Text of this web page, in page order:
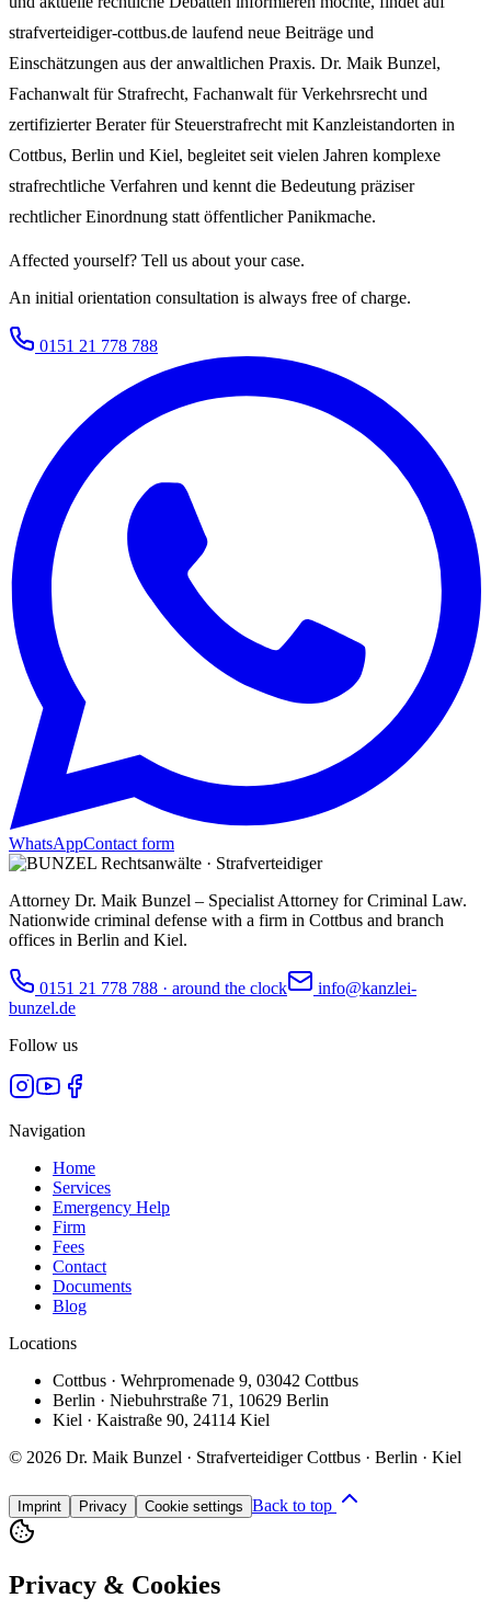
strafverteidiger-cottbus.de laufend neue Beiträge und
Einschätzungen aus der anwaltlichen Praxis. Dr. Maik Bunzel,
Fachanwalt für Strafrecht, Fachanwalt für Verkehrsrecht und
zertifizierter Berater für Steuerstrafrecht mit Kanzleistandorten in
Cottbus, Berlin und Kiel, begleitet seit vielen Jahren komplexe
strafrechtliche Verfahren und kennt die Bedeutung präziser
rechtlicher Einordnung statt öffentlicher Panikmache.
Affected yourself? Tell us about your case.
An initial orientation consultation is always free of charge.
0151 21 778 788
WhatsAppContact form
Attorney Dr. Maik Bunzel – Specialist Attorney for Criminal Law.
Nationwide criminal defense with a firm in Cottbus and branch
offices in Berlin and Kiel.
0151 21 778 788 · around the clock
info@kanzlei-
bunzel.de
Follow us
Navigation
Home
Services
Emergency Help
Firm
Fees
Contact
Documents
Blog
Locations
Cottbus · Wehrpromenade 9, 03042 Cottbus
Berlin · Niebuhrstraße 71 , 10629 Berlin
Kiel · Kaistraße 90, 24114 Kiel
© 2026 Dr. Maik Bunzel · Strafverteidiger Cottbus · Berlin · Kiel
Imprint Privacy Cookie settings Back to top
Privacy & Cookies